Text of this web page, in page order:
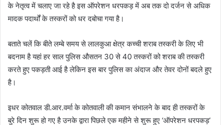
के नेतृत्व में चलाए जा रहे है इस ऑपरेशन धरपकड़ में अब तक दो दर्जन से अधिक
मादक पदार्थों के तस्करों को धर दबोचा गया है।
बताते चलें कि बीते लम्बे समय से लालकुआ क्षेत्र कच्ची शराब तस्करी के लिए भी
बदनाम है यहां हर साल पुलिस औसतन 30 से 40 तस्करों को शराब की तस्करी
करते हुए पकड़ती आई है लेकिन इस बार पुलिस का अंदाज और तेवर दोनों बदले हुए
है।
इधर कोतवाल डी.आर.वर्मा के कोतवाली की कमान संभालने के बाद ही तस्करों के
बुरे दिन शुरू हो गए है उनके द्वारा पिछले एक महीने से शुरू हुए ‘ऑपरेशन धरपकड़’